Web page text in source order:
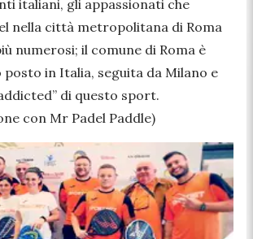
italiani, gli appassionati che
nella città metropolitana di Roma
numerosi; il comune di Roma è
in Italia, seguita da Milano e
di questo sport.
con Mr Padel Paddle)